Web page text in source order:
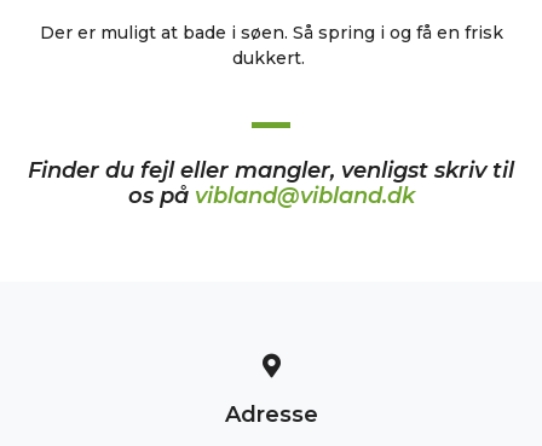
Der er muligt at bade i søen. Så spring i og få en frisk
dukkert.
Finder du fejl eller mangler, venligst skriv til
os på vibland@vibland.dk
Adresse